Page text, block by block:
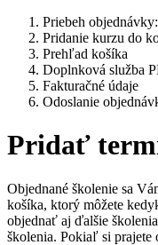
Priebeh objednávky:
Pridanie kurzu do
Prehľad košíka
Doplnková služba
Fakturačné údaje
Odoslanie
Pridať
Objednané školenie sa
košíka, ktorý môžete
objednať aj ďalšie
školenia. Pokiaľ si prajete